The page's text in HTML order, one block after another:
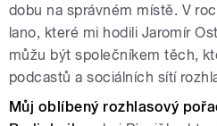
dobu na správném místě. V
lano, které mi hodili Jaromír
můžu být společníkem těch,
podcastů a sociálních sítí
Můj oblíbený rozhlasový